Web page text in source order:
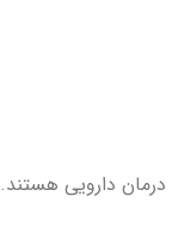
دارویی هستند.